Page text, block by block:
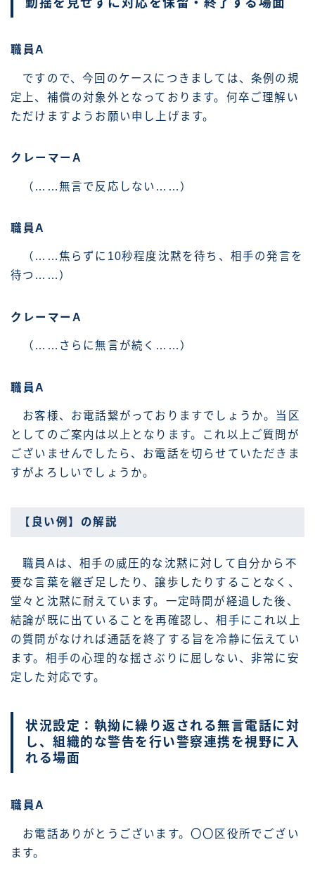
動揺を見せずに対応を保留・終了する場面
職員A
ですので、今回のケースにつきましては、条例の規
定上、補償の対象外となっております。何卒ご理解い
ただけますようお願い申し上げます。
クレーマーA
（……無言で反応しない……）
職員A
（……焦らずに10秒程度沈黙を待ち、相手の発言を
待つ……）
クレーマーA
（……さらに無言が続く……）
職員A
お客様、お電話繋がっておりますでしょうか。当区
としてのご案内は以上となります。これ以上ご質問が
ございませんでしたら、お電話を切らせていただきま
すがよろしいでしょうか。
【良い例】の解説
職員Aは、相手の威圧的な沈黙に対して自分から不
要な言葉を継ぎ足したり、譲歩したりすることなく、
堂々と沈黙に耐えています。一定時間が経過した後、
結論が既に出ていることを再確認し、相手にこれ以上
の質問がなければ通話を終了する旨を冷静に伝えてい
ます。相手の心理的な揺さぶりに屈しない、非常に安
定した対応です。
状況設定：執拗に繰り返される無言電話に対
し、組織的な警告を行い警察連携を視野に入
れる場面
職員A
お電話ありがとうございます。〇〇区役所でござい
ます。